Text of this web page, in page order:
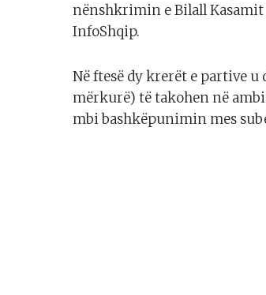
nënshkrimin e Bilall
InfoShqip.
Në ftesë dy krerët e partive u
mërkurë) të takohen në
mbi bashkëpunimin mes